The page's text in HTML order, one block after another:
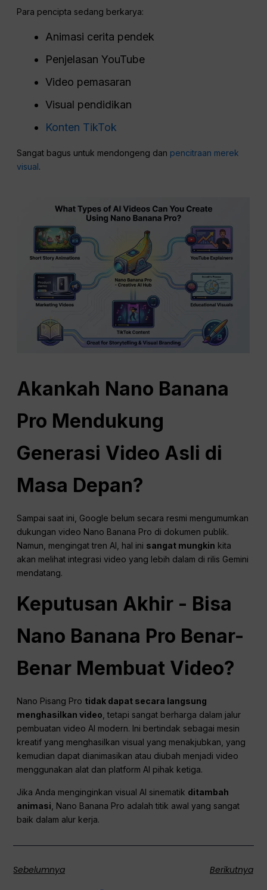
Para pencipta sedang berkarya:
Animasi cerita pendek
Penjelasan YouTube
Video pemasaran
Visual pendidikan
Konten TikTok
Sangat bagus untuk mendongeng dan pencitraan merek
visual.
Akankah Nano Banana
Pro Mendukung
Generasi Video Asli di
Masa Depan?
Sampai saat ini, Google belum secara resmi mengumumkan
dukungan video Nano Banana Pro di dokumen publik.
Namun, mengingat tren AI, hal ini sangat mungkin kita
akan melihat integrasi video yang lebih dalam di rilis Gemini
mendatang.
Keputusan Akhir - Bisa
Nano Banana Pro Benar-
Benar Membuat Video?
Nano Pisang Pro tidak dapat secara langsung
menghasilkan video , tetapi sangat berharga dalam jalur
pembuatan video AI modern. Ini bertindak sebagai mesin
kreatif yang menghasilkan visual yang menakjubkan, yang
kemudian dapat dianimasikan atau diubah menjadi video
menggunakan alat dan platform AI pihak ketiga.
Jika Anda menginginkan visual AI sinematik ditambah
animasi , Nano Banana Pro adalah titik awal yang sangat
baik dalam alur kerja.
Sebelumnya Berikutnya